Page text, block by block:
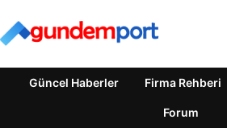
Güncel Haberler Firma Rehberi
Forum